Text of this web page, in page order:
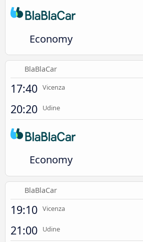
Economy
BlaBlaCar
17:40 Vicenza
20:20 Udine
Economy
BlaBlaCar
19:10 Vicenza
21:00 Udine